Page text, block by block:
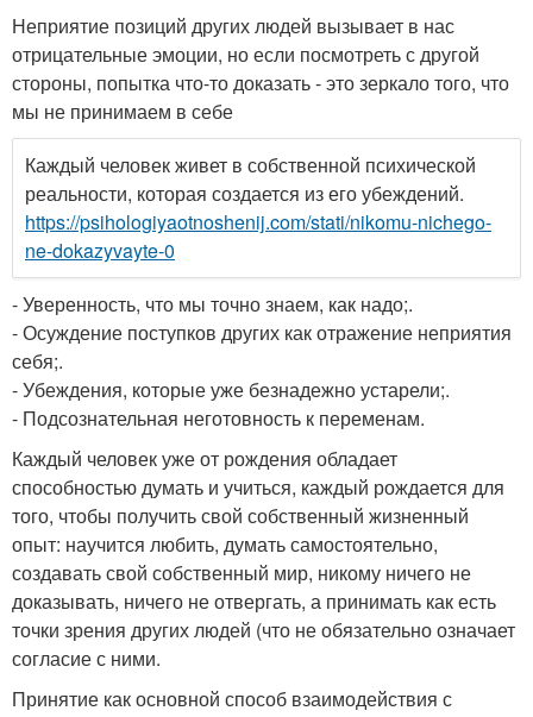
Неприятие позиций других людей вызывает в нас
отрицательные эмоции, но если посмотреть с другой
стороны, попытка что-то доказать - это зеркало того, что
мы не принимаем в себе
Каждый человек живет в собственной психической
реальности, которая создается из его убеждений.
https://psihologiyaotnoshenij.com/stati/nikomu-nichego-
ne-dokazyvayte-0
- Уверенность, что мы точно знаем, как надо;.
- Осуждение поступков других как отражение неприятия
себя;.
- Убеждения, которые уже безнадежно устарели;.
- Подсознательная неготовность к переменам.
Каждый человек уже от рождения обладает
способностью думать и учиться, каждый рождается для
того, чтобы получить свой собственный жизненный
опыт: научится любить, думать самостоятельно,
создавать свой собственный мир, никому ничего не
доказывать, ничего не отвергать, а принимать как есть
точки зрения других людей (что не обязательно означает
согласие с ними.
Принятие как основной способ взаимодействия с